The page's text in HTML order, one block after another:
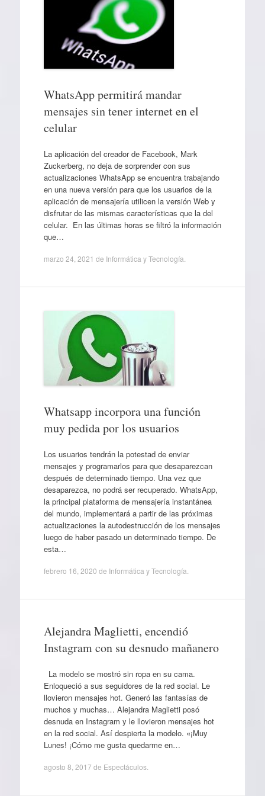
WhatsApp permitirá mandar
mensajes sin tener internet en el
celular
La aplicación del creador de Facebook, Mark
Zuckerberg, no deja de sorprender con sus
actualizaciones WhatsApp se encuentra trabajando
en una nueva versión para que los usuarios de la
aplicación de mensajería utilicen la versión Web y
disfrutar de las mismas características que la del
celular. En las últimas horas se filtró la información
que…
marzo 24, 2021 de Informática y Tecnología
Whatsapp incorpora una función
muy pedida por los usuarios
Los usuarios tendrán la potestad de enviar
mensajes y programarlos para que desaparezcan
después de determinado tiempo. Una vez que
desaparezca, no podrá ser recuperado. WhatsApp,
la principal plataforma de mensajería instantánea
del mundo, implementará a partir de las próximas
actualizaciones la autodestrucción de los mensajes
luego de haber pasado un determinado tiempo. De
esta…
febrero 16, 2020 de Informática y Tecnología
Alejandra Maglietti, encendió
Instagram con su desnudo mañanero
La modelo se mostró sin ropa en su cama.
Enloqueció a sus seguidores de la red social. Le
llovieron mensajes hot. Generó las fantasías de
muchos y muchas… Alejandra Maglietti posó
desnuda en Instagram y le llovieron mensajes hot
en la red social. Así despierta la modelo. «¡Muy
Lunes! ¡Cómo me gusta quedarme en…
agosto 8, 2017 de Espectáculos.